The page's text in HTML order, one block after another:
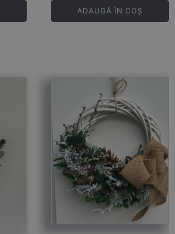
ADAUGĂ ÎN COȘ